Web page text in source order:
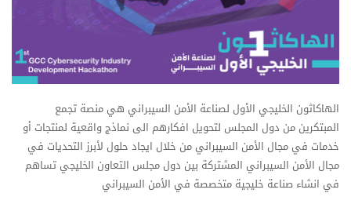
الهاكاثون الخليجي الأول لصناعة الأمن السيبراني هي منصة تجمع
المبتكرين من دول المجلس لتحويل افكارهم الى نماذج واقعية لمنتجات أو
خدمات في مجال الأمن السيبراني من خلال ايجاد حلول لأبرز التحديات في
مجال الأمن السيبراني المشتركة بين دول مجلس التعاون الخليجي تساهم
في انشاء صناعة خليجية متخصصة في الأمن السيبراني